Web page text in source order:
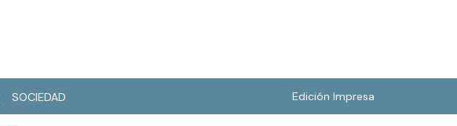
SOCIEDAD Edición Impresa